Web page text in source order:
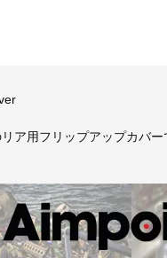
ア用フリップアップカバー